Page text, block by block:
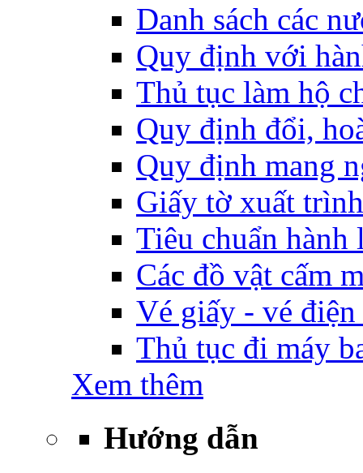
Danh sách các
Quy định với
Thủ tục làm hộ
Quy định đổi,
Quy định mang
Giấy tờ xuất
Tiêu chuẩn
Các đồ vật cấm
Vé giấy - vé
Thủ tục đi máy
Xem thêm
Hướng dẫn